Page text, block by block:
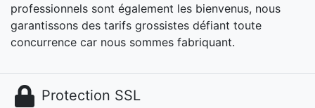
professionnels sont également les bienvenus, nous
garantissons des tarifs grossistes défiant toute
concurrence car nous sommes fabriquant.
Protection SSL